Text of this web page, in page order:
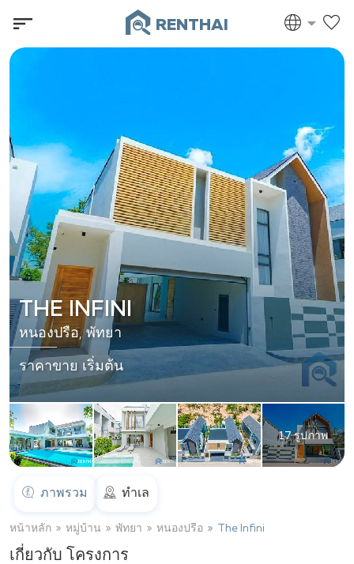
RENTHAI
17 รูปภาพ
THE INFINI
หนองปรือ, พัทยา
ราคาขาย เริ่มต้น
ภาพรวม ทำเล
หน้าหลัก หมู่บ้าน พัทยา หนองปรือ The Infini
เกี่ยวกับ โครงการ